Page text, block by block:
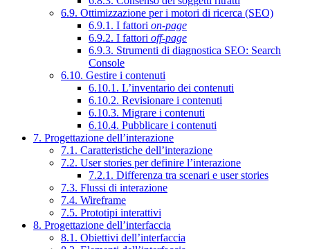
6.9. Ottimizzazione per i motori di ricerca (SEO)
6.9.1. I fattori on-page
6.9.2. I fattori off-page
6.9.3. Strumenti di diagnostica SEO: Search
Console
6.10. Gestire i contenuti
6.10.1. L’inventario dei contenuti
6.10.2. Revisionare i contenuti
6.10.3. Migrare i contenuti
6.10.4. Pubblicare i contenuti
7. Progettazione dell’interazione
7.1. Caratteristiche dell’interazione
7.2. User stories per definire l’interazione
7.2.1. Differenza tra scenari e user stories
7.3. Flussi di interazione
7.4. Wireframe
7.5. Prototipi interattivi
8. Progettazione dell’interfaccia
8.1. Obiettivi dell’interfaccia